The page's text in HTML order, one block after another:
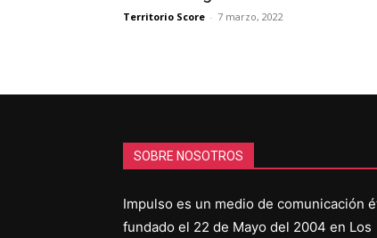
Territorio Score - 7 marzo, 2022
SOBRE NOSOTROS
Impulso es un medio de comunicación
fundado el 22 de Mayo del 2004 en Los